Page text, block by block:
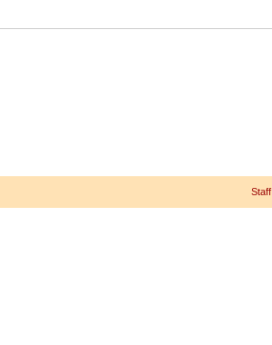
Staff